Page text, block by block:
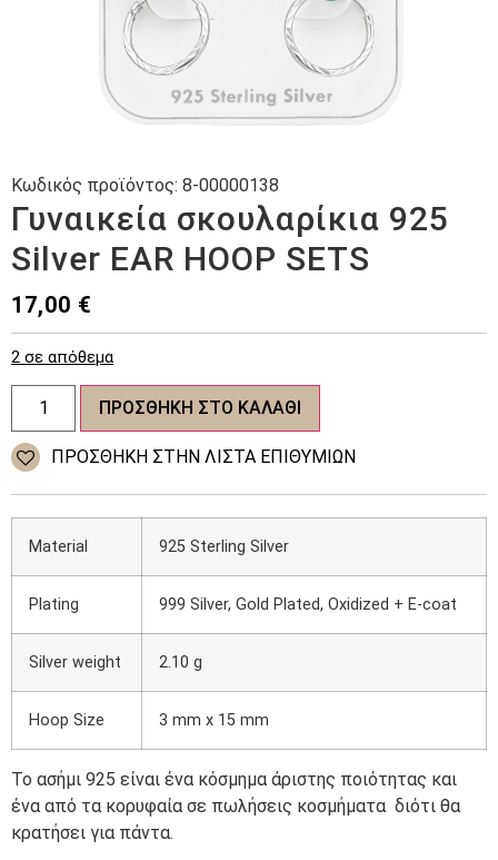
Γυναικεία σκουλαρίκια 925
Silver EAR HOOP SETS
17,00 €
Material 925 Sterling Silver
Plating 999 Silver, Gold Plated, Oxidized + E-coat
Silver weight 2.10 g
Hoop Size 3 mm x 15 mm
Το ασήμι 925 είναι ένα κόσμημα άριστης ποιότητας και
ένα από τα κορυφαία σε πωλήσεις κοσμήματα διότι θα
κρατήσει για πάντα.
2 σε απόθεμα
Γυναικεία
σκουλαρίκια
925
Silver
EAR
SETS
ποσότητα
ΠΡΟΣΘΉΚΗ ΣΤΟ ΚΑΛΆΘΙ
ΠΡΌΣΘΉΚΗ ΣΤΗΝ ΛΊΣΤΑ ΕΠΙΘΥΜΙΏΝ
Κωδικός προϊόντος: 8-00000138